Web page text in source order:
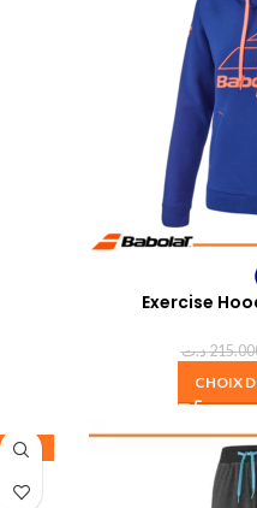
Exercise
د.ت
CHOIX
-35%